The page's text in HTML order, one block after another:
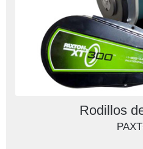
Rodillos